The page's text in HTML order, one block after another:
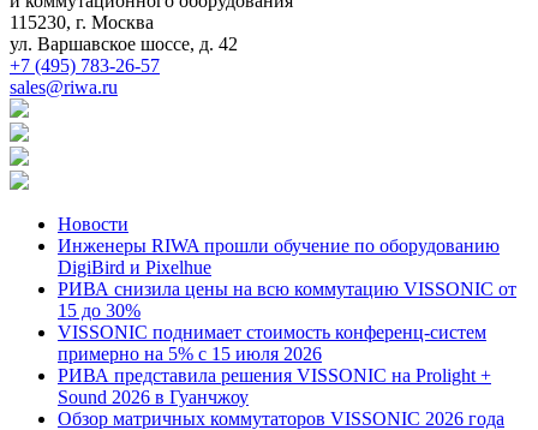
115230, г. Москва
ул. Варшавское шоссе, д. 42
+7 (495) 783-26-57
sales@riwa.ru
Новости
Инженеры RIWA прошли обучение по оборудованию
DigiBird и Pixelhue
РИВА снизила цены на всю коммутацию VISSONIC от
15 до 30%
VISSONIC поднимает стоимость конференц-систем
примерно на 5% с 15 июля 2026
РИВА представила решения VISSONIC на Prolight +
Sound 2026 в Гуанчжоу
Обзор матричных коммутаторов VISSONIC 2026 года